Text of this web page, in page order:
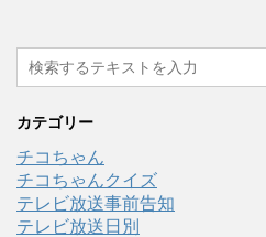
カテゴリー
チコちゃん
チコちゃんクイズ
テレビ放送事前告知
テレビ放送日別